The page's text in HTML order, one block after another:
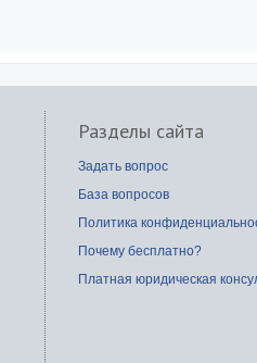
Разделы сайта
Задать вопрос
База вопросов
Политика
Почему бесплатно?
Платная юридическая